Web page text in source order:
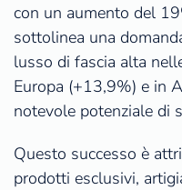
con un aumento del
sottolinea una
lusso di fascia alta
Europa (+13,9%) e in
notevole potenziale di
Questo successo è
prodotti esclusivi,